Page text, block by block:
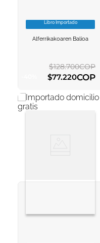
VER INFORMACION
Libro Importado
Alferrikakoaren Balioa
$128.700COP
$77.220COP
AGREGAR AL CARRITO